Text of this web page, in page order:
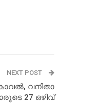
NEXT POST
വനിതാ
27 ഒഴിവ്